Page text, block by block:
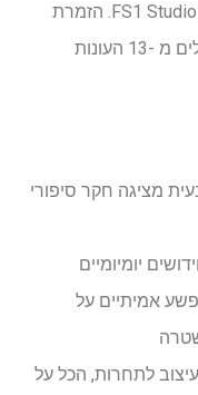
תיעודיים, פודקאסטים וקטעים מהתכנית FS1 Studio. הזמרת
המסווה תציג חוזרים חוזרים, חוזרים ונחלים מ -13 העונות
מציגה חקר סיפורי
יומיומיים
אמיתיים על
לתחרות, הכל על